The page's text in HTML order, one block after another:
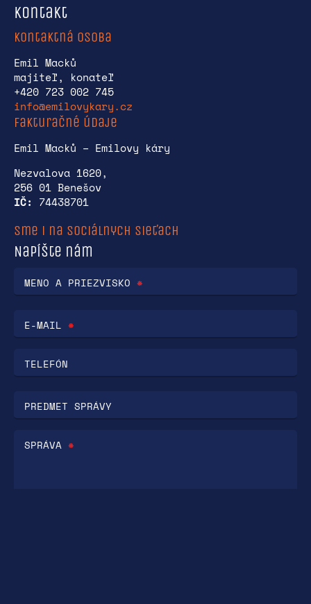
Kontakt
Kontaktná osoba
Emil Macků
majiteľ, konateľ
+420 723 002 745
info@emilovykary.cz
Fakturačné údaje
Emil Macků – Emilovy káry
Nezvalova 1620,
256 01 Benešov
IČ: 74438701
Sme i na sociálnych sieťach
Napíšte nám
MENO A PRIEZVISKO *
E-MAIL *
TELEFÓN
PREDMET SPRÁVY
SPRÁVA *